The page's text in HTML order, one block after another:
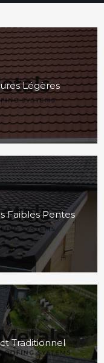
Légères
Faibles Pentes
Traditionnel